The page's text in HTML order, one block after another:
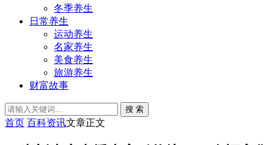
冬季养生
日常养生
运动养生
名家养生
美食养生
旅游养生
财富故事
搜 索
首页 百科资讯文章正文